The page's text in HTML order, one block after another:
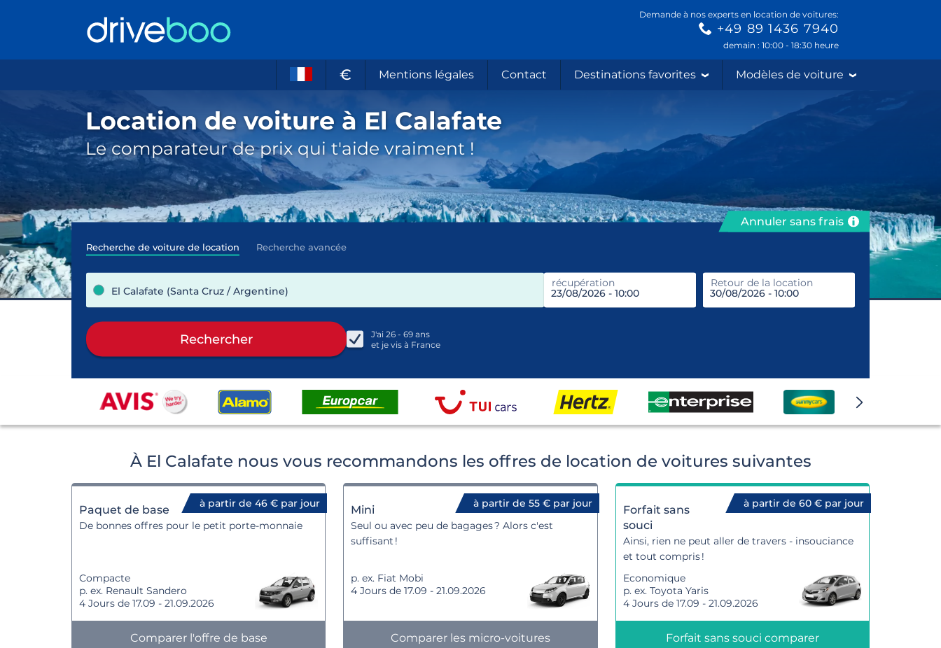
Demande à nos experts en location de voitures:
+49 89 1436 7940
demain : 10:00 - 18:30 heure
€ Mentions légales Contact Destinations favorites Modèles de voiture
Location de voiture à El Calafate
Le comparateur de prix qui t'aide vraiment !
Annuler sans frais
Recherche de voiture de location Recherche avancée
El Calafate (Santa Cruz / Argentine)
récupération Retour de la location
prendre
J'ai 26 - 69 ans
et je vis à France
Rechercher
À El Calafate nous vous recommandons les offres de location de voitures suivantes
à partir de 46 € par jour
Paquet de base
De bonnes offres pour le petit porte-monnaie
Compacte
p. ex. Renault Sandero
4 Jours de 17.09 - 21.09.2026
Comparer l'offre de base
à partir de 55 € par jour
Mini
Seul ou avec peu de bagages ? Alors c'est
suffisant !
p. ex. Fiat Mobi
4 Jours de 17.09 - 21.09.2026
Comparer les micro-voitures
à partir de 60 € par jour
Forfait sans
souci
Ainsi, rien ne peut aller de travers - insouciance
et tout compris !
Economique
p. ex. Toyota Yaris
4 Jours de 17.09 - 21.09.2026
Forfait sans souci comparer